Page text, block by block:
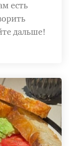
есть
дальше!